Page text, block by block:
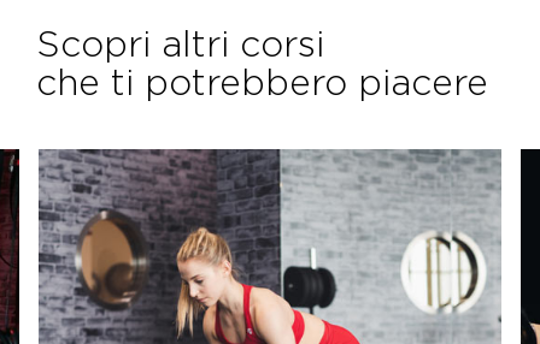
Scopri altri corsi
che ti potrebbero piacere